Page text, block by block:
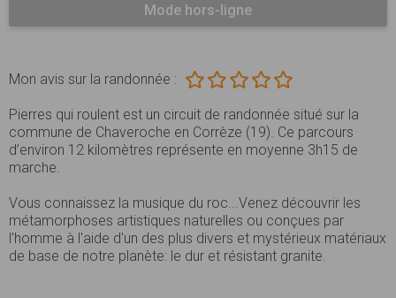
Mode hors-ligne
Mon avis sur la randonnée :
Pierres qui roulent est un circuit de randonnée situé sur la
commune de Chaveroche en Corrèze (19). Ce parcours
d’environ 12 kilomètres représente en moyenne 3h15 de
marche.
Vous connaissez la musique du roc...Venez découvrir les
métamorphoses artistiques naturelles ou conçues par
l'homme à l'aide d'un des plus divers et mystérieux matériaux
de base de notre planète: le dur et résistant granite.